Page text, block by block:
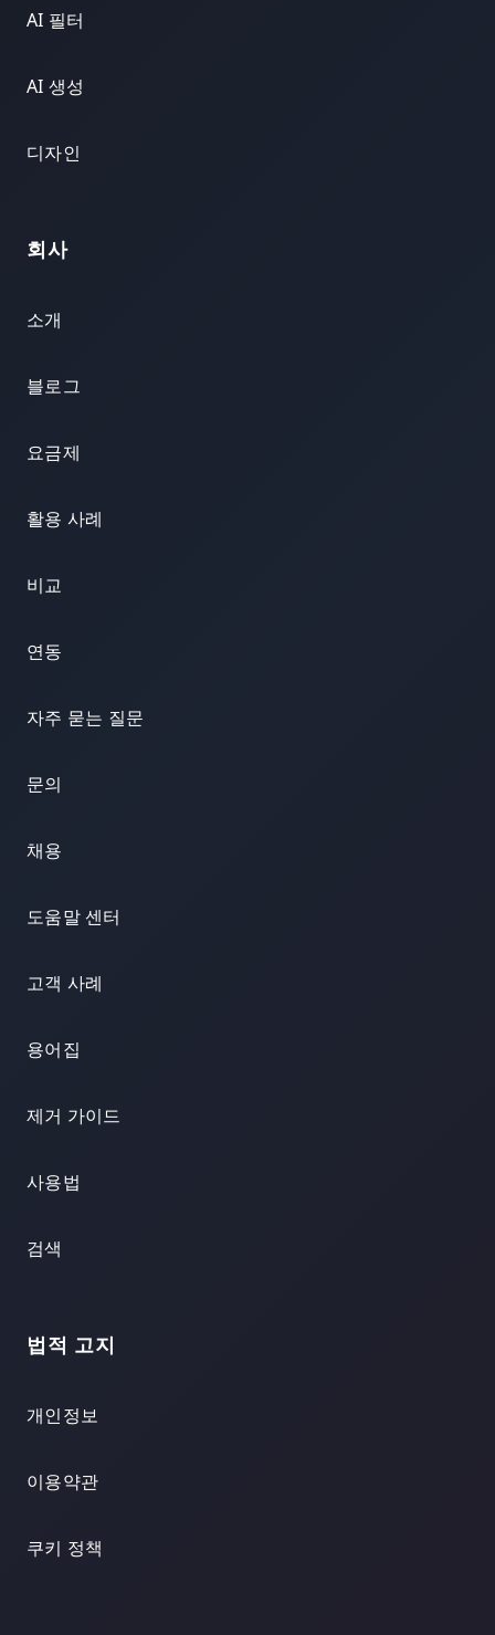
AI 필터
AI 생성
디자인
회사
소개
블로그
요금제
활용 사례
비교
연동
자주 묻는 질문
문의
채용
도움말 센터
고객 사례
용어집
제거 가이드
사용법
검색
법적 고지
개인정보
이용약관
쿠키 정책